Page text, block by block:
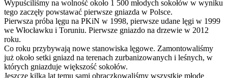
Wypuściliśmy na wolność około 1 500 młodych sokołów w wyniku
tego zaczęły powstawać pierwsze gniazda w Polsce.
Pierwsza próba lęgu na PKiN w 1998, pierwsze udane lęgi w 1999
we Włocławku i Toruniu. Pierwsze gniazdo na drzewie w 2012
roku.
Co roku przybywają nowe stanowiska lęgowe. Zamontowaliśmy
już około setki gniazd na terenach zurbanizowanych i leśnych, w
których gniazduje większość sokołów.
Jeszcze kilka lat temu sami obrączkowaliśmy wszystkie młode